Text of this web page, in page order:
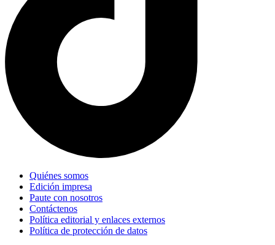
Quiénes somos
Edición impresa
Paute con nosotros
Contáctenos
Política editorial y enlaces externos
Política de protección de datos